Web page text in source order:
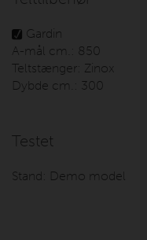
Gardin
A-mål cm.: 850
Teltstænger: Zinox
Dybde cm.: 300
Testet
Stand: Demo model